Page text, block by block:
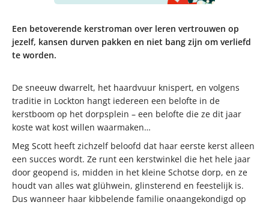
Een betoverende kerstroman over leren vertrouwen op
jezelf, kansen durven pakken en niet bang zijn om verliefd
te worden.
De sneeuw dwarrelt, het haardvuur knispert, en volgens
traditie in Lockton hangt iedereen een belofte in de
kerstboom op het dorpsplein – een belofte die ze dit jaar
koste wat kost willen waarmaken…
Meg Scott heeft zichzelf beloofd dat haar eerste kerst alleen
een succes wordt. Ze runt een kerstwinkel die het hele jaar
door geopend is, midden in het kleine Schotse dorp, en ze
houdt van alles wat glühwein, glinsterend en feestelijk is.
Dus wanneer haar kibbelende familie onaangekondigd op